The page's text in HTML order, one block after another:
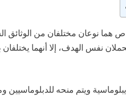
هما نوعان مختلفان من الوثائق
نفس الهدف، إلا أنهما يختلفان
ويتم منحه